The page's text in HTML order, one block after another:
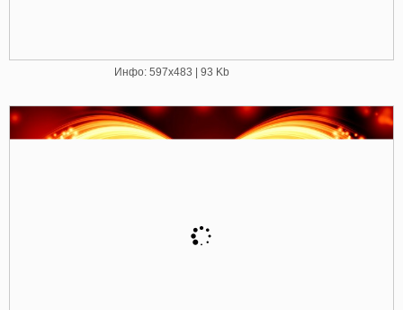
Инфо: 597х483 | 93 Kb